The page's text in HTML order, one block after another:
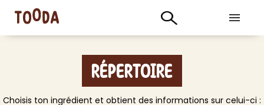
Répertoire
Choisis ton ingrédient et obtient des informations sur celui-ci :